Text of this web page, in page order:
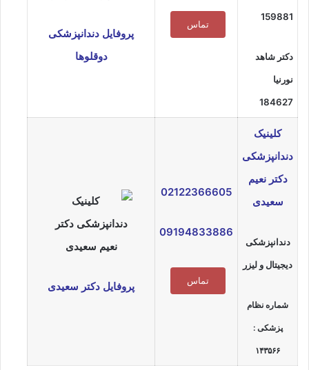
159881
دکتر شاهد
نورنیا
184627
تماس
پروفایل دندانپزشکی
دوقلوها
کلینیک
دندانپزشکی
دکتر نعیم
سعیدی
دندانپزشکی
دیجیتال و‌ لیزر
شماره نظام
پزشکی :
۱۴۳۵۶۶
02122366605
09194833886
تماس پروفایل دکتر سعیدی